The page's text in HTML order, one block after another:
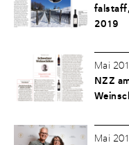
2019
Mai
NZZ
Mai